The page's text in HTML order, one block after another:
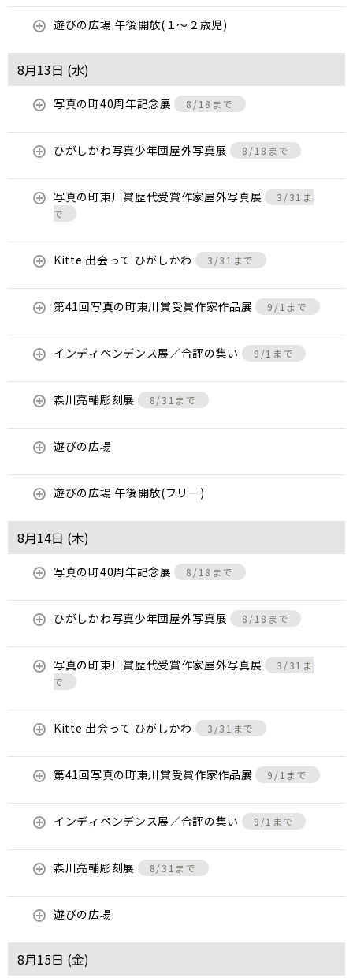
遊びの広場 午後開放(１～２歳児)
8月13日 (水)
写真の町40周年記念展 8/18まで
ひがしかわ写真少年団屋外写真展 8/18まで
写真の町東川賞歴代受賞作家屋外写真展
3/31ま
で
Kitte 出会って ひがしかわ 3/31まで
第41回写真の町東川賞受賞作家作品展 9/1まで
インディペンデンス展／合評の集い 9/1まで
森川亮輔彫刻展 8/31まで
遊びの広場
遊びの広場 午後開放(フリー)
8月14日 (木)
写真の町40周年記念展 8/18まで
ひがしかわ写真少年団屋外写真展 8/18まで
写真の町東川賞歴代受賞作家屋外写真展
3/31ま
で
Kitte 出会って ひがしかわ 3/31まで
第41回写真の町東川賞受賞作家作品展 9/1まで
インディペンデンス展／合評の集い 9/1まで
森川亮輔彫刻展 8/31まで
遊びの広場
8月15日 (金)